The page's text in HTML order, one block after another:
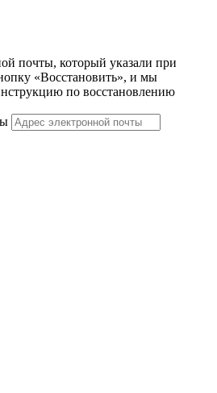
почты, который указали при
«Восстановить», и мы
по восстановлению